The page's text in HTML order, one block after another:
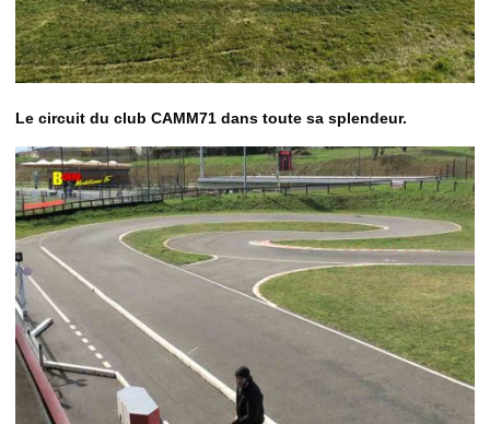
Le circuit du club CAMM71 dans toute sa splendeur.